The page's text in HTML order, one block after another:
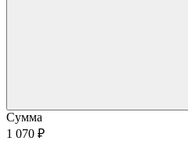
Сумма
1 070 ₽